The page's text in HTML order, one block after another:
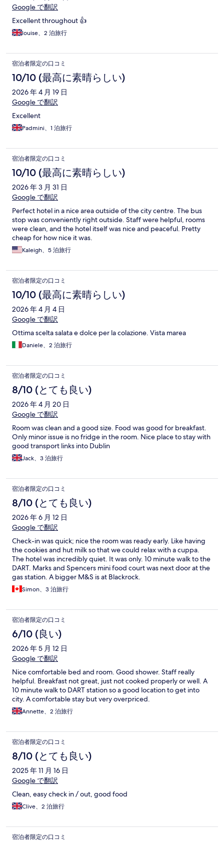
Google で翻訳
Excellent throughout 👍
louise、2 泊旅行
宿泊者限定の口コミ
10/10 (最高に素晴らしい)
2026 年 4 月 19 日
Google で翻訳
Excellent
Padmini、1 泊旅行
宿泊者限定の口コミ
10/10 (最高に素晴らしい)
2026 年 3 月 31 日
Google で翻訳
Perfect hotel in a nice area outside of the city centre. The bus
stop was conveniently right outside. Staff were helpful, rooms
were clean, and the hotel itself was nice and peaceful. Pretty
cheap for how nice it was.
Kaleigh、5 泊旅行
宿泊者限定の口コミ
10/10 (最高に素晴らしい)
2026 年 4 月 4 日
Google で翻訳
Ottima scelta salata e dolce per la colazione. Vista marea
Daniele、2 泊旅行
宿泊者限定の口コミ
8/10 (とても良い)
2026 年 4 月 20 日
Google で翻訳
Room was clean and a good size. Food was good for breakfast.
Only minor issue is no fridge in the room. Nice place to stay with
good transport links into Dublin
Jack、3 泊旅行
宿泊者限定の口コミ
8/10 (とても良い)
2026 年 6 月 12 日
Google で翻訳
Check-in was quick; nice the room was ready early. Like having
the cookies and hut milk so that we could relax with a cuppa.
The hotel was incredibly quiet. It was only. 10 minute walk to the
DART. Marks and Spencers mini food court was next door at the
gas station. A bigger M&S is at Blackrock.
Simon、3 泊旅行
宿泊者限定の口コミ
6/10 (良い)
2026 年 5 月 12 日
Google で翻訳
Nice comfortable bed and room. Good shower. Staff really
helpful. Breakfast not great, just not cooked properly or well. A
10 minute walk to DART station so a good location to get into
city. A comfortable stay but very overpriced.
Annette、2 泊旅行
宿泊者限定の口コミ
8/10 (とても良い)
2025 年 11 月 16 日
Google で翻訳
Clean, easy check in / out, good food
Clive、2 泊旅行
宿泊者限定の口コミ